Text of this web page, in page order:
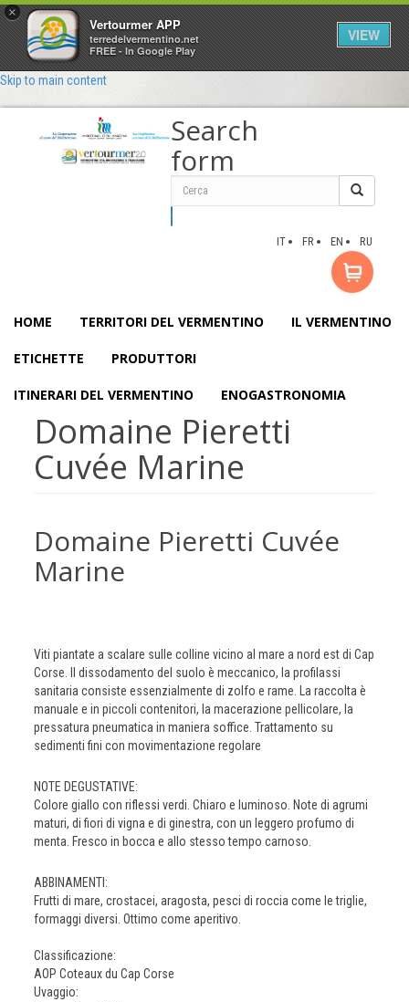
×
Vertourmer APP
terredelvermentino.net
FREE - In Google Play
VIEW
Skip to main content
Search
form
Cerca
IT FR EN RU
HOME TERRITORI DEL VERMENTINO IL VERMENTINO
ETICHETTE PRODUTTORI
ITINERARI DEL VERMENTINO ENOGASTRONOMIA
Domaine Pieretti
Cuvée Marine
Domaine Pieretti Cuvée
Marine
Viti piantate a scalare sulle colline vicino al mare a nord est di Cap
Corse. Il dissodamento del suolo è meccanico, la profilassi
sanitaria consiste essenzialmente di zolfo e rame. La raccolta è
manuale e in piccoli contenitori, la macerazione pellicolare, la
pressatura pneumatica in maniera soffice. Trattamento su
sedimenti fini con movimentazione regolare
NOTE DEGUSTATIVE:
Colore giallo con riflessi verdi. Chiaro e luminoso. Note di agrumi
maturi, di fiori di vigna e di ginestra, con un leggero profumo di
menta. Fresco in bocca e allo stesso tempo carnoso.
ABBINAMENTI:
Frutti di mare, crostacei, aragosta, pesci di roccia come le triglie,
formaggi diversi. Ottimo come aperitivo.
Classificazione:
AOP Coteaux du Cap Corse
Uvaggio: